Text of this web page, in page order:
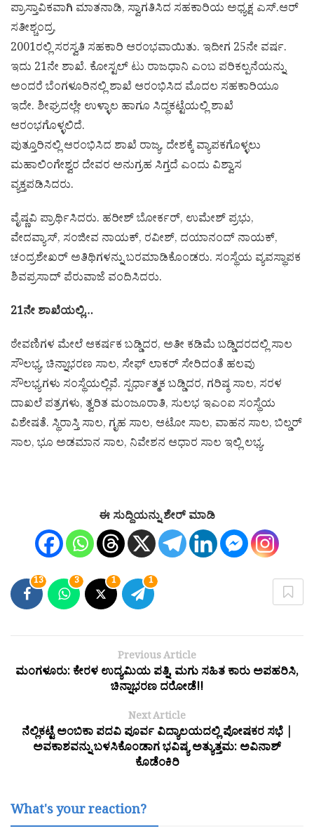
ಪ್ರಾಸ್ತಾವಿಕವಾಗಿ ಮಾತನಾಡಿ, ಸ್ವಾಗತಿಸಿದ ಸಹಕಾರಿಯ ಅಧ್ಯಕ್ಷ ಎಸ್.ಆರ್
ಸತೀಶ್ಚಂದ್ರ,
2001ರಲ್ಲಿ ಸರಸ್ವತಿ ಸಹಕಾರಿ ಆರಂಭವಾಯಿತು. ಇದೀಗ 25ನೇ ವರ್ಷ.
ಇದು 21ನೇ ಶಾಖೆ. ಕೋಸ್ಟಲ್ ಟು ರಾಜಧಾನಿ ಎಂಬ ಪರಿಕಲ್ಪನೆಯನ್ನು
ಅಂದರೆ ಬೆಂಗಳೂರಿನಲ್ಲಿ ಶಾಖೆ ಆರಂಭಿಸಿದ ಮೊದಲ ಸಹಕಾರಿಯೂ
ಇದೇ. ಶೀಘ್ರದಲ್ಲೇ ಉಳ್ಳಾಲ ಹಾಗೂ ಸಿದ್ಧಕಟ್ಟೆಯಲ್ಲಿ ಶಾಖೆ
ಆರಂಭಗೊಳ್ಳಲಿದೆ.
ಪುತ್ತೂರಿನಲ್ಲಿ ಆರಂಭಿಸಿದ ಶಾಖೆ ರಾಜ್ಯ, ದೇಶಕ್ಕೆ ವ್ಯಾಪಕಗೊಳ್ಳಲು
ಮಹಾಲಿಂಗೇಶ್ವರ ದೇವರ ಅನುಗ್ರಹ ಸಿಗ್ತದೆ ಎಂದು ವಿಶ್ವಾಸ
ವ್ಯಕ್ತಪಡಿಸಿದರು.
ವೈಷ್ಣವಿ ಪ್ರಾರ್ಥಿಸಿದರು. ಹರೀಶ್ ಬೋರ್ಕರ್, ಉಮೇಶ್ ಪ್ರಭು,
ವೇದವ್ಯಾಸ್, ಸಂಜೀವ ನಾಯಕ್, ರವೀಶ್, ದಯಾನಂದ್ ನಾಯಕ್,
ಚಂದ್ರಶೇಖರ್ ಅತಿಥಿಗಳನ್ನು ಬರಮಾಡಿಕೊಂಡರು. ಸಂಸ್ಥೆಯ ವ್ಯವಸ್ಥಾಪಕ
ಶಿವಪ್ರಸಾದ್ ಪೆರುವಾಜೆ ವಂದಿಸಿದರು.
21ನೇ ಶಾಖೆಯಲ್ಲಿ…
ಠೇವಣಿಗಳ ಮೇಲೆ ಆಕರ್ಷಕ ಬಡ್ಡಿದರ, ಅತೀ ಕಡಿಮೆ ಬಡ್ಡಿದರದಲ್ಲಿ ಸಾಲ
ಸೌಲಭ್ಯ, ಚಿನ್ನಾಭರಣ ಸಾಲ, ಸೇಫ್ ಲಾಕರ್ ಸೇರಿದಂತೆ ಹಲವು
ಸೌಲಭ್ಯಗಳು ಸಂಸ್ಥೆಯಲ್ಲಿವೆ. ಸ್ಪರ್ಧಾತ್ಮಕ ಬಡ್ಡಿದರ, ಗರಿಷ್ಠ ಸಾಲ, ಸರಳ
ದಾಖಲೆ ಪತ್ರಗಳು, ತ್ವರಿತ ಮಂಜೂರಾತಿ, ಸುಲಭ ಇಎಂಐ ಸಂಸ್ಥೆಯ
ವಿಶೇಷತೆ. ಸ್ಥಿರಾಸ್ತಿ ಸಾಲ, ಗೃಹ ಸಾಲ, ಆಟೋ ಸಾಲ, ವಾಹನ ಸಾಲ, ಬಿಲ್ಡರ್
ಸಾಲ, ಭೂ ಅಡಮಾನ ಸಾಲ, ನಿವೇಶನ ಆಧಾರ ಸಾಲ ಇಲ್ಲಿ ಲಭ್ಯ.
ಈ ಸುದ್ದಿಯನ್ನು ಶೇರ್ ಮಾಡಿ
13 3 1 1
Previous Article
ಮಂಗಳೂರು: ಕೇರಳ ಉದ್ಯಮಿಯ ಪತ್ನಿ, ಮಗು ಸಹಿತ ಕಾರು ಅಪಹರಿಸಿ,
ಚಿನ್ನಾಭರಣ ದರೋಡೆ!!
Next Article
ನೆಲ್ಲಿಕಟ್ಟೆ ಅಂಬಿಕಾ ಪದವಿ ಪೂರ್ವ ವಿದ್ಯಾಲಯದಲ್ಲಿ ಪೋಷಕರ ಸಭೆ |
ಅವಕಾಶವನ್ನು ಬಳಸಿಕೊಂಡಾಗ ಭವಿಷ್ಯ ಅತ್ಯುತ್ತಮ: ಅವಿನಾಶ್
ಕೊಡೆಂಕಿರಿ
What's your reaction?